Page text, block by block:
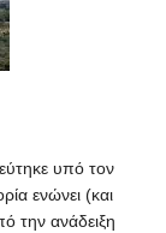
υπό τον
ενώνει (και
την ανάδειξη